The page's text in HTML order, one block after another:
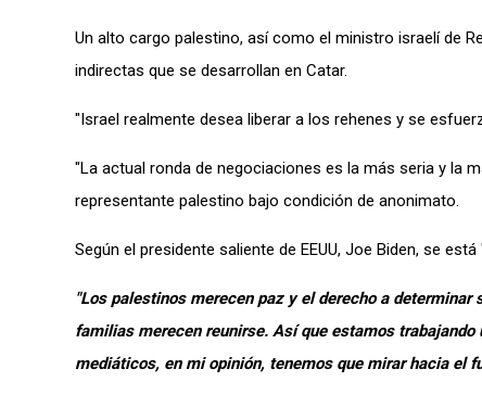
Un alto cargo palestino, así como el ministro israelí de
indirectas que se desarrollan en Catar.
"Israel realmente desea liberar a los rehenes y se
"La actual ronda de negociaciones es la más seria y la
representante palestino bajo condición de anonimato.
Según el presidente saliente de EEUU, Joe Biden, se está
"Los palestinos merecen paz y el derecho a
familias merecen reunirse. Así que estamos
mediáticos, en mi opinión, tenemos que mirar hacia el